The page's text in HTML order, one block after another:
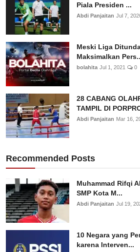
Piala Presiden ...
Abdi Panjaitan Jul 7,
Meski Liga
Maksimalkan
bolahita Jul 1, 2021 0
28 CABANG
TAMPIL DI
Abdi Panjaitan Mar 16,
Recommended Posts
Muhammad Rifqi
SMP Kota M...
Abdi Panjaitan Jul 19,
10 Negara yang
karena Interven...